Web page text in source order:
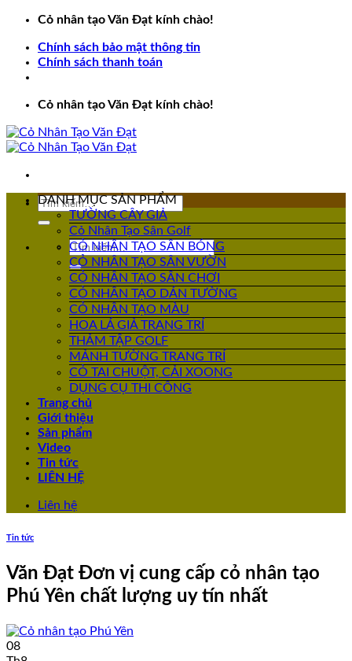
dung
Cỏ nhân tạo Văn Đạt kính chào!
Chính sách bảo mật thông tin
Chính sách thanh toán
Cỏ nhân tạo Văn Đạt kính chào!
Tìm
kiếm:
Tìm
kiếm:
DANH MỤC SẢN PHẨM
TƯỜNG CÂY GIẢ
Cỏ Nhân Tạo Sân Golf
CỎ NHÂN TẠO SÂN BÓNG
CỎ NHÂN TẠO SÂN VƯỜN
CỎ NHÂN TẠO SÂN CHƠI
CỎ NHÂN TẠO DÁN TƯỜNG
CỎ NHÂN TẠO MÀU
HOA LÁ GIẢ TRANG TRÍ
THẢM TẬP GOLF
MẢNH TƯỜNG TRANG TRÍ
CỎ TAI CHUỘT, CẢI XOONG
DỤNG CỤ THI CÔNG
Trang chủ
Giới thiệu
Sản phẩm
Video
Tin tức
LIÊN HỆ
Liên hệ
Tin tức
Văn Đạt Đơn vị cung cấp cỏ nhân tạo
Phú Yên chất lượng uy tín nhất
08